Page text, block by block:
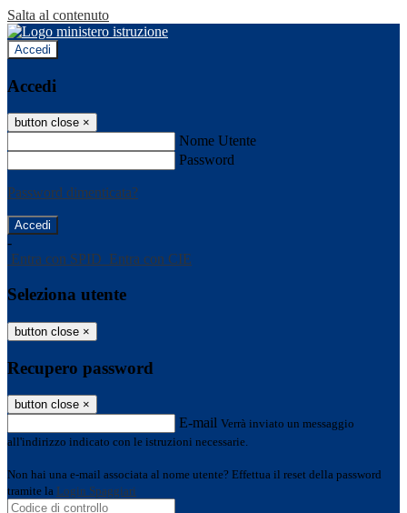
Salta al contenuto
Accedi
Accedi
button close ×
Nome Utente
Password
Password dimenticata?
-
Entra con SPID Entra con CIE
Seleziona utente
button close ×
Recupero password
button close ×
E-mail Verrà inviato un messaggio
all'indirizzo indicato con le istruzioni necessarie.
Non hai una e-mail associata al nome utente? Effettua il reset della password
tramite la Login Spaggiari